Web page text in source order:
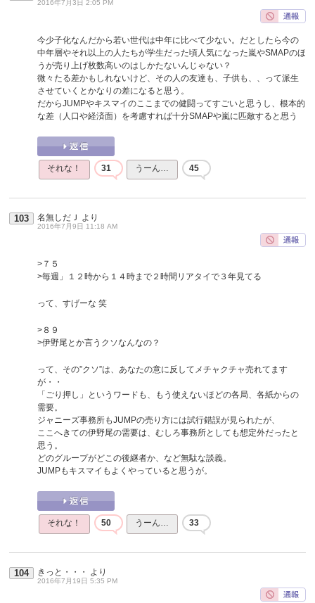
2016年7月3日 2:05 PM
今少子化なんだから若い世代は中年に比べて少ない。だとしたら今の
中年層やそれ以上の人たちが学生だった頃人気になった嵐やSMAPのほ
うが売り上げ枚数高いのはしかたないんじゃない？
微々たる差かもしれないけど、その人の友達も、子供も、、って派生
させていくとかなりの差になると思う。
だからJUMPやキスマイのここまでの健闘ってすごいと思うし、根本的
な差（人口や経済面）を考慮すれば十分SMAPや嵐に匹敵すると思う
それな！ 31 うーん… 45
103 名無しだＪ より
2016年7月9日 11:18 AM
>７５
>毎週」１２時から１４時まで２時間リアタイで３年見てる
って、すげーな 笑
>８９
>伊野尾とか言うクソなんなの？
って、その”クソ”は、あなたの意に反してメチャクチャ売れてます
が・・
「ごり押し」というワードも、もう使えないほどの各局、各紙からの
需要。
ジャニーズ事務所もJUMPの売り方には試行錯誤が見られたが、
ここへきての伊野尾の需要は、むしろ事務所としても想定外だったと
思う。
どのグループがどこの後継者か、など無駄な談義。
JUMPもキスマイもよくやっていると思うが。
それな！ 50 うーん… 33
104 きっと・・・ より
2016年7月19日 5:35 PM